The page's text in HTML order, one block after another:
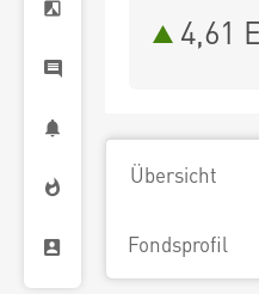
4,61
Übersicht
Fondsprofil